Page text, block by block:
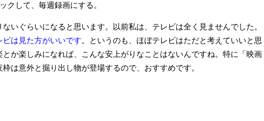
クして、毎週録画にする。
いぐらいになると思います。以前私は、テレビは全く見ませんでした。
ビは見た方がいいです。というのも、ほぼテレビはただと考えていいと思
とか楽しみになれば、こんな安上がりなことはないんですね。特に「映画
は意外と掘り出し物が登場するので、おすすめです。